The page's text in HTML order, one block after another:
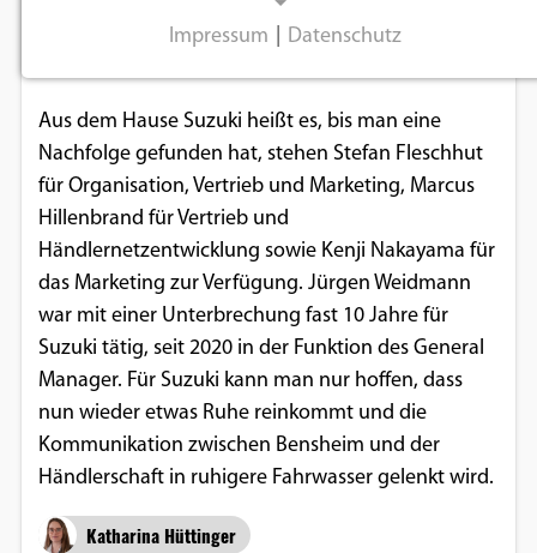
Jürgen Weidmann tritt mit sofortiger Wirkung als
Aus dem Hause Suzuki heißt es, bis man eine
Nachfolge gefunden hat, stehen Stefan Fleschhut
für Organisation, Vertrieb und Marketing, Marcus
Hillenbrand für Vertrieb und
Händlernetzentwicklung sowie Kenji Nakayama für
das Marketing zur Verfügung. Jürgen Weidmann
war mit einer Unterbrechung fast 10 Jahre für
Suzuki tätig, seit 2020 in der Funktion des General
Manager. Für Suzuki kann man nur hoffen, dass
nun wieder etwas Ruhe reinkommt und die
Kommunikation zwischen Bensheim und der
Händlerschaft in ruhigere Fahrwasser gelenkt wird.
Katharina Hüttinger
grundlegende Funktionen und sind für die
einwandfreie Funktion der Website
erforderlich.
Einverständnis-Cookie
Name:
cookie_consent
Dieser Cookie speichert die ausgewählten
Einverständnis-Optionen des Benutzers
1 Jahr
Impressum Datenschutz